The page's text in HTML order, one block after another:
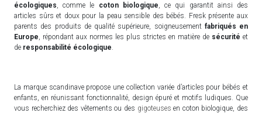
écologiques , comme le coton biologique , ce qui garantit ainsi des
articles sûrs et doux pour la peau sensible des bébés. Fresk présente aux
parents des produits de qualité supérieure, soigneusement fabriqués en
Europe , répondant aux normes les plus strictes en matière de sécurité et
de responsabilité écologique
La marque scandinave propose une collection variée d’articles pour bébés et
enfants, en réunissant fonctionnalité, design épuré et motifs ludiques. Que
vous recherchiez des vêtements ou des gigoteusesen coton biologique, des